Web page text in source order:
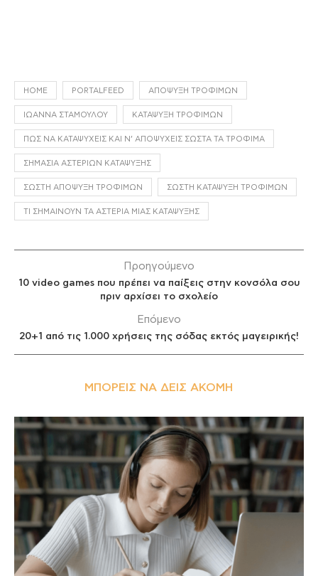
HOME PORTALFEED ΑΠΌΨΥΞΗ ΤΡΟΦΊΜΩΝ
ΙΩΆΝΝΑ ΣΤΑΜΟΎΛΟΥ ΚΑΤΆΨΥΞΗ ΤΡΟΦΊΜΩΝ
ΠΏΣ ΝΑ ΚΑΤΑΨΎΧΕΙΣ ΚΑΙ Ν’ ΑΠΟΨΎΧΕΙΣ ΣΩΣΤΆ ΤΑ ΤΡΌΦΙΜΑ
ΣΗΜΑΣΊΑ ΑΣΤΕΡΙΏΝ ΚΑΤΆΨΥΞΗΣ
ΣΩΣΤΉ ΑΠΌΨΥΞΗ ΤΡΟΦΊΜΩΝ ΣΩΣΤΉ ΚΑΤΆΨΥΞΗ ΤΡΟΦΊΜΩΝ
ΤΙ ΣΗΜΑΊΝΟΥΝ ΤΑ ΑΣΤΈΡΙΑ ΜΙΑΣ ΚΑΤΆΨΥΞΗΣ
Προηγούμενο
10 video games που πρέπει να παίξεις στην κονσόλα σου
πριν αρχίσει το σχολείο
Επόμενο
20+1 από τις 1.000 χρήσεις της σόδας εκτός μαγειρικής!
ΜΠΟΡΕΊΣ ΝΑ ΔΕΙΣ ΑΚΌΜΗ